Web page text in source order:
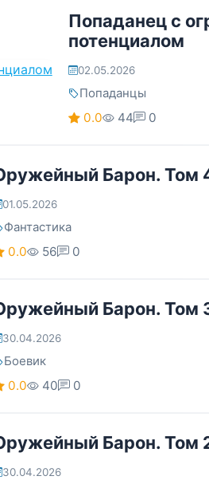
Попаданец с
потенциалом
02.05.2026
Попаданцы
0.0
44 0
Барон. Том
01.05.2026
Фантастика
0.0
56 0
Барон. Том
30.04.2026
Боевик
0.0
40 0
Барон. Том
30.04.2026